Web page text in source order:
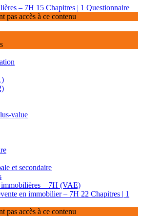
– 7H 15 Chapitres | 1 Questionnaire
pas accès à ce contenu
value
et secondaire
– 7H (VAE)
en immobilier – 7H 22 Chapitres | 1
pas accès à ce contenu